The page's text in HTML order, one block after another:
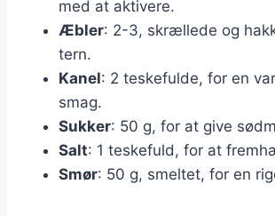
med at aktivere.
Æbler: 2-3, skrællede og
tern.
Kanel: 2 teskefulde, for en
smag.
Sukker: 50 g, for at give
Salt: 1 teskefuld, for at
Smør: 50 g, smeltet, for en